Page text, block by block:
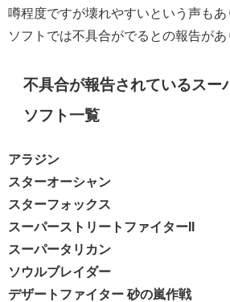
噂程度ですが壊れやすいという声も
ソフトでは不具合がでるとの報告があ
不具合が報告されているスー
ソフト一覧
アラジン
スターオーシャン
スターフォックス
スーパーストリートファイターII
スーパータリカン
ソウルブレイダー
デザートファイター 砂の嵐作戦